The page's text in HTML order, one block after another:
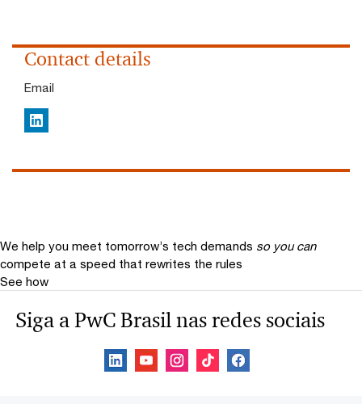
Contact details
Email
LinkedIn
We help you meet tomorrow’s tech demands so you can
compete at a speed that rewrites the rules
See how
Siga a PwC Brasil nas redes sociais